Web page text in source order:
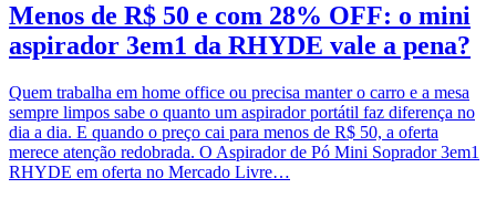
Menos de R$ 50 e com 28% OFF: o mini
aspirador 3em1 da RHYDE vale a pena?
Quem trabalha em home office ou precisa manter o carro e a mesa
sempre limpos sabe o quanto um aspirador portátil faz diferença no
dia a dia. E quando o preço cai para menos de R$ 50, a oferta
merece atenção redobrada. O Aspirador de Pó Mini Soprador 3em1
RHYDE em oferta no Mercado Livre…